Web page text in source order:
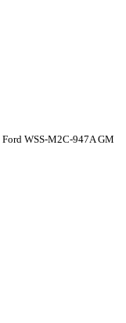
Ford WSS-M2C-947AGM